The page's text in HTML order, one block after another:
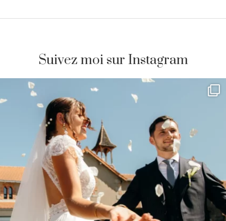
Suivez moi sur Instagram